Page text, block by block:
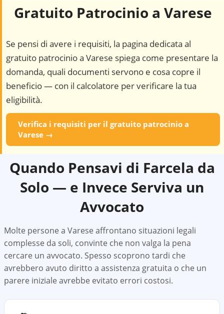
Gratuito Patrocinio a Varese
Se pensi di avere i requisiti, la pagina dedicata al
gratuito patrocinio a Varese spiega come presentare la
domanda, quali documenti servono e cosa copre il
beneficio — con il calcolatore per verificare la tua
eligibilità.
Verifica i requisiti per il gratuito patrocinio a
Varese →
Quando Pensavi di Farcela da
Solo — e Invece Serviva un
Avvocato
Molte persone a Vareseaffrontano situazioni legali
complesse da soli, convinte che non valga la pena
cercare un avvocato. Spesso scoprono tardi che
avrebbero avuto diritto a assistenza gratuita o che un
parere iniziale avrebbe evitato errori costosi.